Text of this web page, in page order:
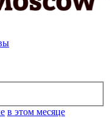
в этом месяце